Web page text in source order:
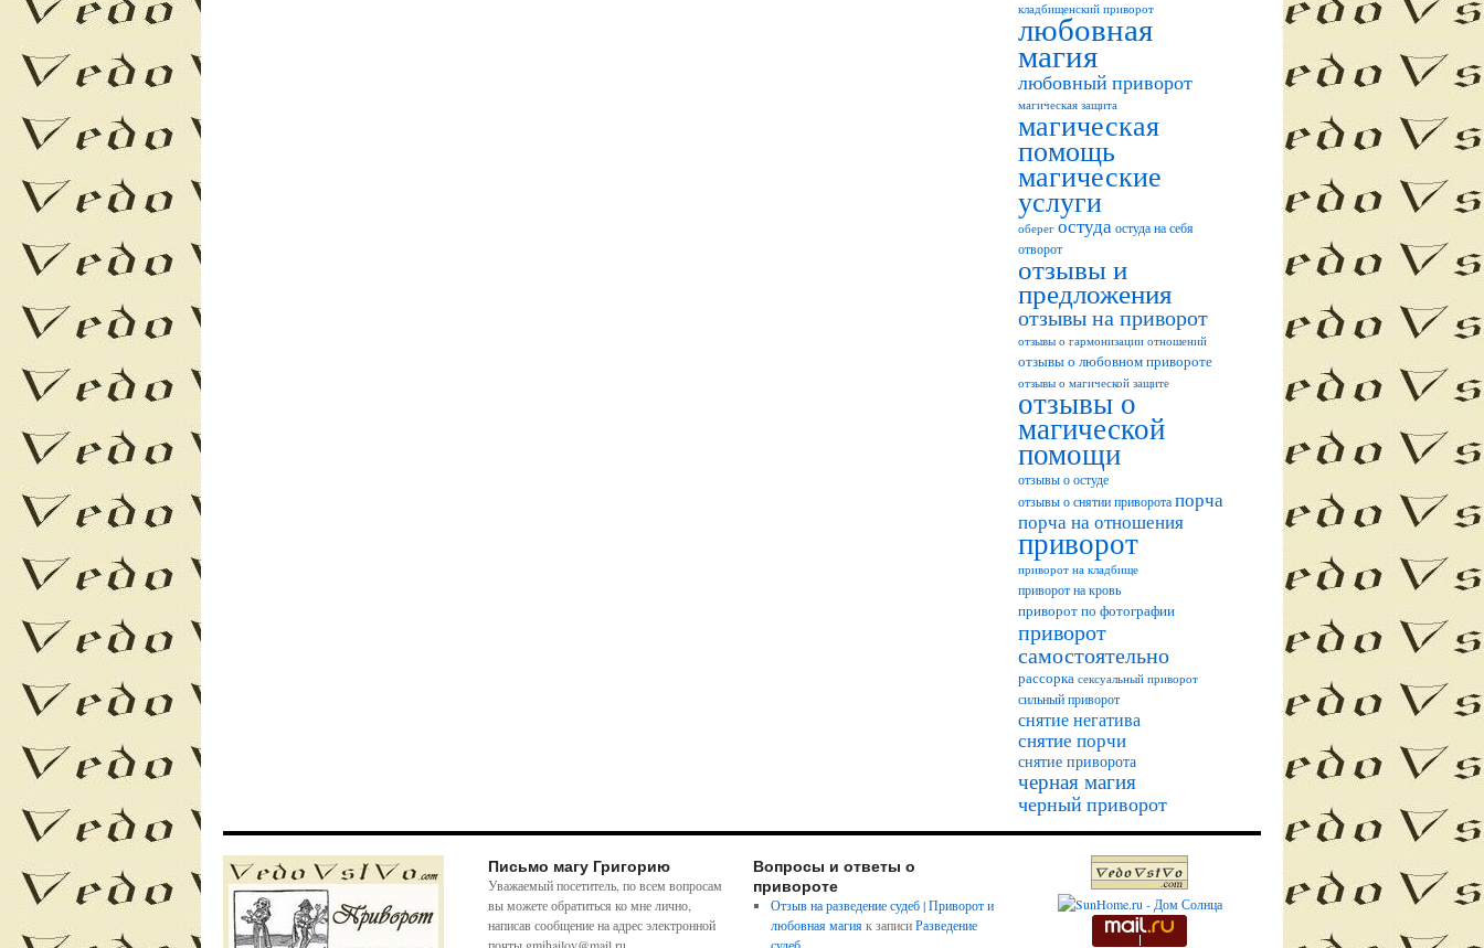
кладбищенский приворот
любовная
магия
любовный приворот
магическая защита
магическая
помощь
магические
услуги
оберег остуда остуда на себя
отворот
отзывы и
предложения
отзывы на приворот
отзывы о гармонизации отношений
отзывы о любовном привороте
отзывы о магической защите
отзывы о
магической
помощи
отзывы о остуде
отзывы о снятии приворота порча
порча на отношения
приворот
приворот на кладбище
приворот на кровь
приворот по фотографии
приворот
самостоятельно
рассорка сексуальный приворот
сильный приворот
снятие негатива
снятие порчи
снятие приворота
черная магия
черный приворот
Письмо магу Григорию
Уважаемый посетитель, по всем вопросам
вы можете обратиться ко мне лично,
написав сообщение на адрес электронной
Вопросы и ответы о
привороте
Отзыв на разведение судеб | Приворот и
любовная магияк записиРазведение